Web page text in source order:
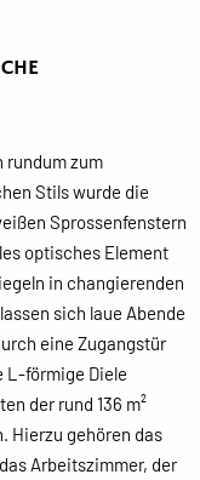
rundum zum
Stils wurde die
Sprossenfenstern
optisches Element
in changierenden
sich laue Abende
eine Zugangstür
L-förmige Diele
der rund 136 m²
Hierzu gehören das
Arbeitszimmer, der